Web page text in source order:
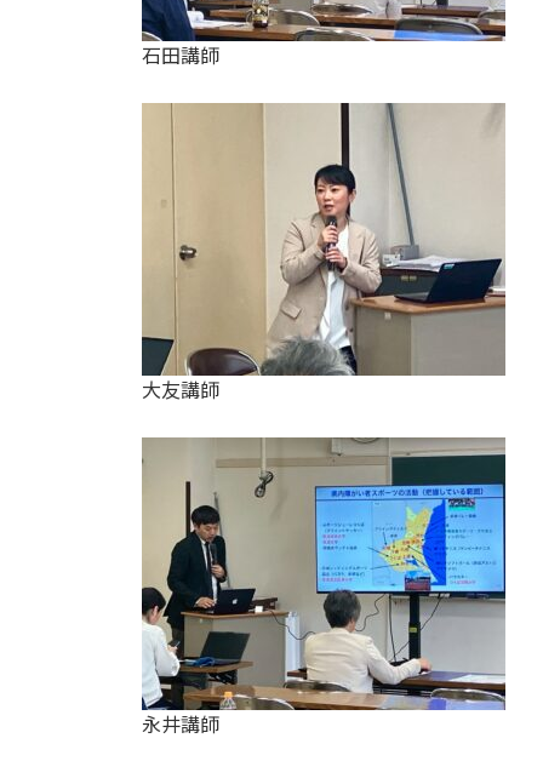
石田講師
大友講師
永井講師